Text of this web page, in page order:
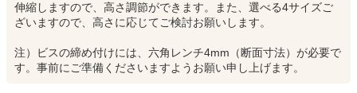
伸縮しますので、高さ調節ができます。また、選べる4サイズご
ざいますので、高さに応じてご検討お願いします。
注）ビスの締め付けには、六角レンチ4mm（断面寸法）が必要で
す。事前にご準備くださいますようお願い申し上げます。